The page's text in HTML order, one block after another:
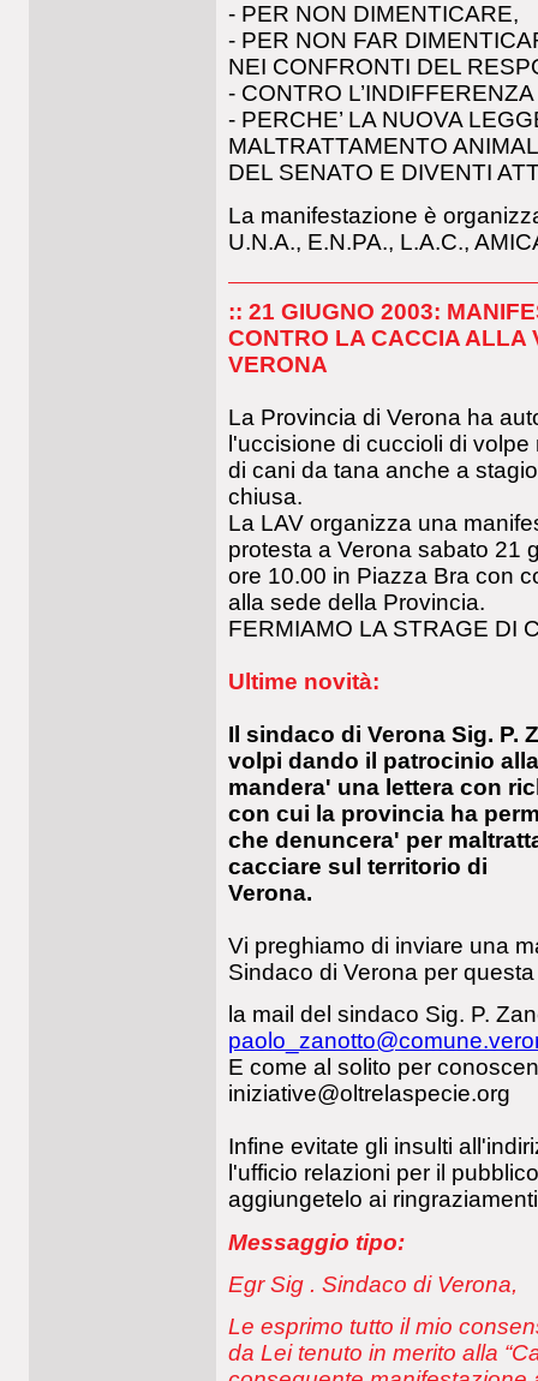
- PER NON DIMENTICARE,
- PER NON FAR
NEI CONFRONTI DEL
- CONTRO
- PERCHE’ LA NUOVA
MALTRATTAMENTO
DEL SENATO E DIVENTI
La manifestazione è
U.N.A., E.N.PA., L.A.C.,
:: 21 GIUGNO 2003:
CONTRO LA CACCIA ALLA
VERONA
La Provincia di Verona ha
l'uccisione di cuccioli di
di cani da tana anche a
chiusa.
La LAV organizza una
protesta a Verona sabato 21
ore 10.00 in Piazza Bra con
alla sede della Provincia.
FERMIAMO LA STRAGE DI
Ultime novità:
Il sindaco di Verona Sig. P.
volpi dando il patrocinio
mandera' una lettera con
con cui la provincia ha
che denuncera' per
cacciare sul territorio di
Verona.
Vi preghiamo di inviare una
Sindaco di Verona per
la mail del sindaco Sig. P.
E come al solito per
iniziative@oltrelaspecie.org
Infine evitate gli insulti
l'ufficio relazioni per il
aggiungetelo ai
Messaggio tipo:
Egr Sig . Sindaco di Verona,
Le esprimo tutto il mio
da Lei tenuto in merito alla